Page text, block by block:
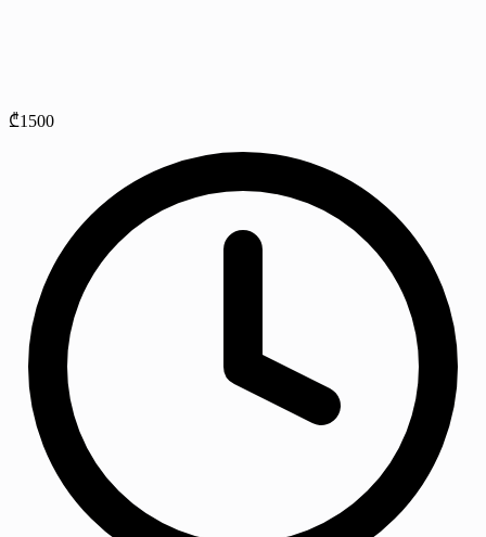
₾1500